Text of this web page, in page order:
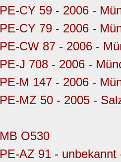
PE-CY 59 - 2006 -
PE-CY 79 - 2006 -
PE-CW 87 - 2006 -
PE-J 708 - 2006 -
PE-M 147 - 2006 -
PE-MZ 50 - 2005 -
MB O530
PE-AZ 91 -